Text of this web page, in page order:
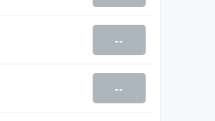
--
--